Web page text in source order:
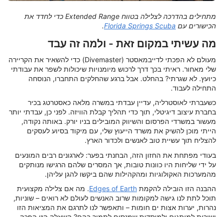
מתחילים בהדרכה לצלילה בטווח Extended Range כדי לחדד את
הכישורים עם Florida Springs Scuba
.
מה עשיתי במקום זאת - ולמה זה עבד
מעולם לא הפכתי לדייבמאסטר (Divemaster) כדי להשאיר את הקריירה
שלי מאחור. ראיתי בכך דרך לרכוש מיומנויות שיכולות לשפר את עבודתי
כיועץ. לא שגרתי? בהחלט. אבל ברגע שהחלקים התחברו, הנוסחה
התחילה לעבוד.
כשעברתי לאוסטרליה, עדיין עבדתי במשרה מלאה כאסטרטג בכיר
בחברת עיצוב דיגיטלי, תוך כדי תהליך קבלת הוויזה. לפני כן, עבדתי יותר
מעשור במשרדי הפרסום והשיווק המובילים בניו יורק. באותה נקודה,
הייתי מוכן להשיק את משרד הייעוץ שלי, עם מיקוד בסיוע לעסקים
להצליח תוך עשיית טוב לאנשים ולכדור הארץ.
בעודי מפתחת את החזון הזה, הבחנתי בפער: לארגונים רבים המונעים
על ידי שליחות היו כוונות טובות, אך המסרים שלהם הרגישו מנותקים
מהמערכות האקולוגיות ומהקהילות שהם ביקשו להגן עליהן.
ההבנה הזו הובילה להקמת Edges of Earth. מה אם צלילה מקצועית
תוכל לתת לנו גישה למקומות שרוב האנשים לעולם לא רואים – שוניות,
נהרות, יערות אצות ים חומות – ותאפשר לנו לתרגם את המציאות הזו